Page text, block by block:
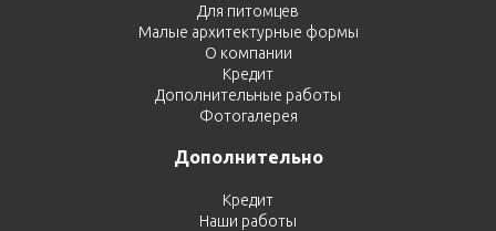
Для питомцев
Малые архитектурные формы
О компании
Кредит
Дополнительные работы
Фотогалерея
Дополнительно
Кредит
Наши работы